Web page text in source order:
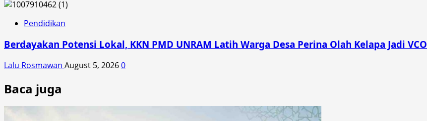
Pendidikan
Berdayakan Potensi Lokal, KKN PMD UNRAM Latih Warga Desa Perina Olah Kelapa Jadi VCO
Lalu Rosmawan August 5, 20260
Baca juga